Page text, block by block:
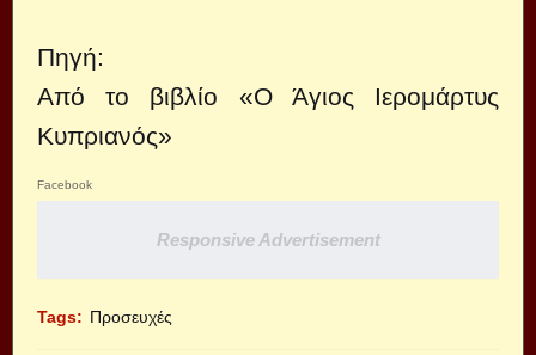
Πηγή:
Από το βιβλίο «Ο Άγιος Ιερομάρτυς
Κυπριανός»
Facebook
Responsive Advertisement
Tags: Προσευχές